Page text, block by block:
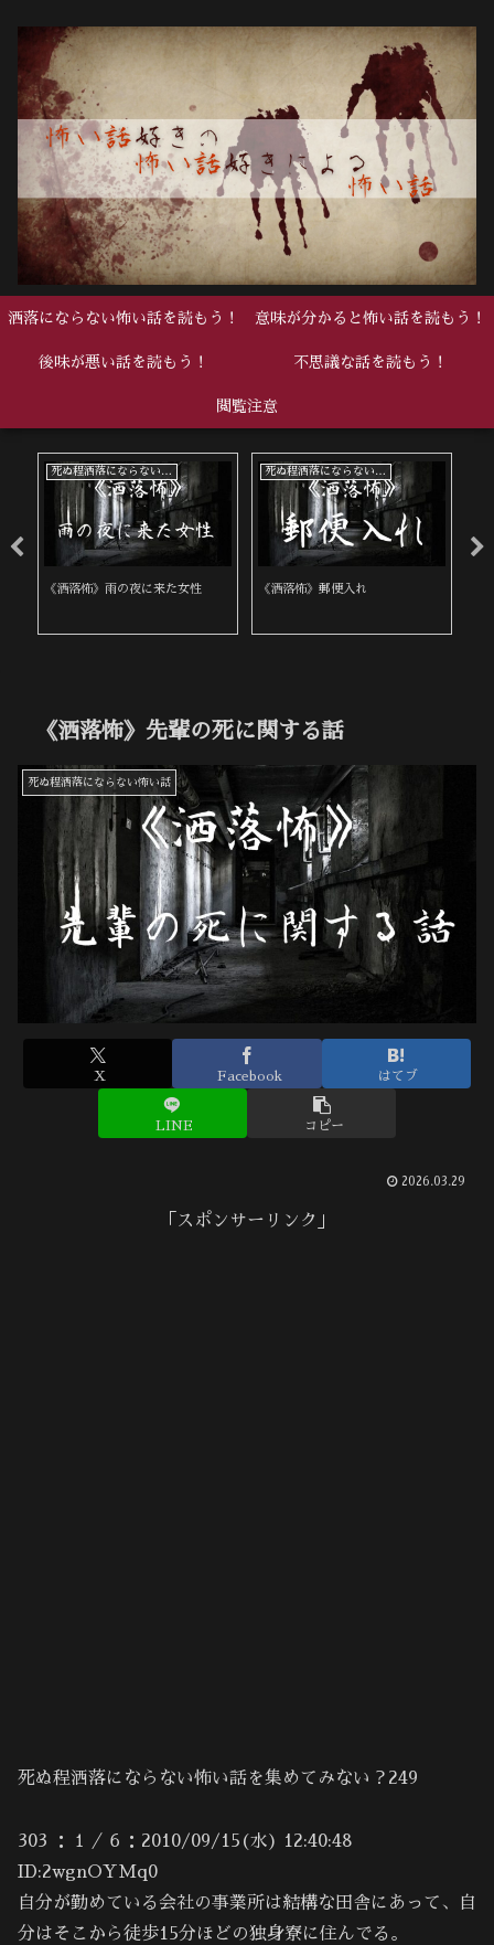
洒落にならない怖い話を読もう！ 意味が分かると怖い話を読もう！
後味が悪い話を読もう！ 不思議な話を読もう！
閲覧注意
死ぬ程洒落にならない怖い話
《洒落怖》雨の夜に来た女性
死ぬ程洒落にならない怖い話
《洒落怖》郵便入れ
《洒落怖》先輩の死に関する話
死ぬ程洒落にならない怖い話
X Facebook はてブ
LINE コピー
2026.03.29
「スポンサーリンク」
死ぬ程洒落にならない怖い話を集めてみない？249
303 ：１／６：2010/09/15(水) 12:40:48
ID:2wgnOYMq0
自分が勤めている会社の事業所は結構な田舎にあって、自
分はそこから徒歩15分ほどの独身寮に住んでる。